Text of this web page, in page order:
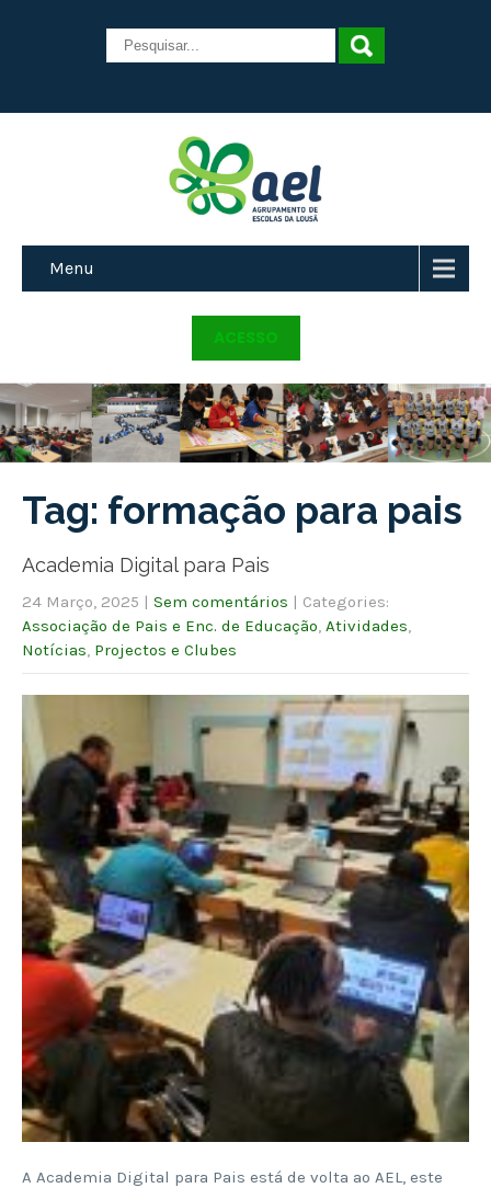
Menu
ACESSO
Tag: formação para pais
Academia Digital para Pais
24 Março, 2025 | Sem comentários | Categories:
Associação de Pais e Enc. de Educação Atividades
Notícias Projectos e Clubes
A Academia Digital para Pais está de volta ao AEL, este